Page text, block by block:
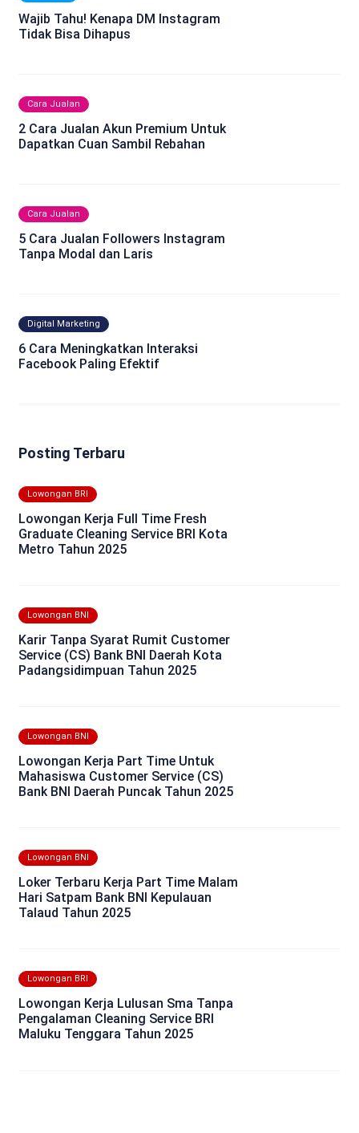
Wajib Tahu! Kenapa DM Instagram
Tidak Bisa Dihapus
Cara Jualan
2 Cara Jualan Akun Premium Untuk
Dapatkan Cuan Sambil Rebahan
Cara Jualan
5 Cara Jualan Followers Instagram
Tanpa Modal dan Laris
Digital Marketing
6 Cara Meningkatkan Interaksi
Facebook Paling Efektif
Posting Terbaru
Lowongan BRI
Lowongan Kerja Full Time Fresh
Graduate Cleaning Service BRI Kota
Metro Tahun 2025
Lowongan BNI
Karir Tanpa Syarat Rumit Customer
Service (CS) Bank BNI Daerah Kota
Padangsidimpuan Tahun 2025
Lowongan BNI
Lowongan Kerja Part Time Untuk
Mahasiswa Customer Service (CS)
Bank BNI Daerah Puncak Tahun 2025
Lowongan BNI
Loker Terbaru Kerja Part Time Malam
Hari Satpam Bank BNI Kepulauan
Talaud Tahun 2025
Lowongan BRI
Lowongan Kerja Lulusan Sma Tanpa
Pengalaman Cleaning Service BRI
Maluku Tenggara Tahun 2025